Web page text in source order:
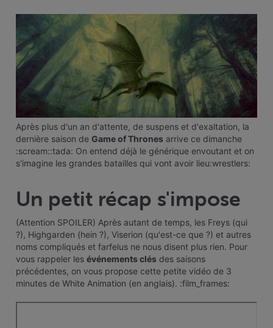
Après plus d'un an d'attente, de suspens et d'exaltation, la
dernière saison de Game of Thronesarrive ce dimanche
:scream::tada: On entend déjà le générique envoutant et on
s'imagine les grandes batailles qui vont avoir lieu:wrestlers:
Un petit récap s'impose
(Attention SPOILER) Après autant de temps, les Freys (qui
?), Highgarden (hein ?), Viserion (qu'est-ce que ?) et autres
noms compliqués et farfelus ne nous disent plus rien. Pour
vous rappeler les événements clésdes saisons
précédentes, on vous propose cette petite vidéo de 3
minutes de White Animation (en anglais). :film_frames: